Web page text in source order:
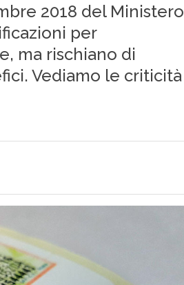
2018 del Ministero
per
ma rischiano di
Vediamo le criticità